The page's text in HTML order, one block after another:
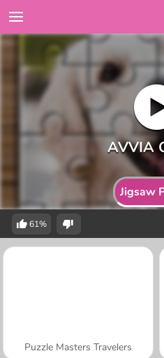
Jigsaw
61%
Puzzle Masters Travelers